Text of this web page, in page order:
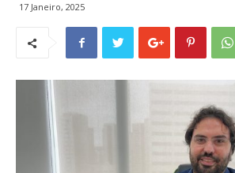
17 Janeiro, 2025